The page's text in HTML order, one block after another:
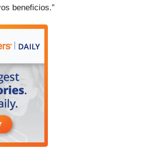
beneficios.”